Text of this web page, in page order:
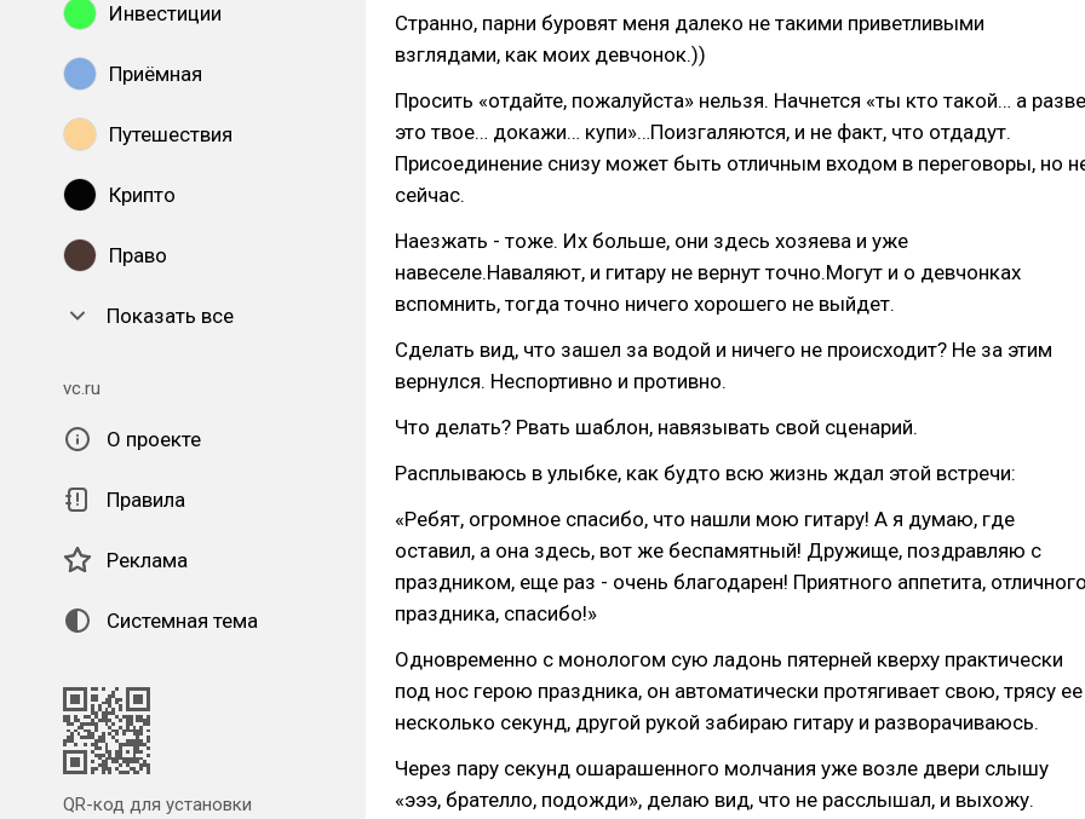
Инвестиции
Приёмная
Путешествия
Крипто
Право
Показать все
vc.ru
О проекте
Правила
Реклама
Системная тема
QR-код для установки
Странно, парни буровят меня далеко не такими приветливыми
взглядами, как моих девчонок.))
Просить «отдайте, пожалуйста» нельзя. Начнется «ты кто такой… а разве
это твое… докажи… купи»…Поизгаляются, и не факт, что отдадут.
Присоединение снизу может быть отличным входом в переговоры, но
сейчас.
Наезжать - тоже. Их больше, они здесь хозяева и уже
навеселе.Наваляют, и гитару не вернут точно.Могут и о девчонках
вспомнить, тогда точно ничего хорошего не выйдет.
Сделать вид, что зашел за водой и ничего не происходит? Не за этим
вернулся. Неспортивно и противно.
Что делать? Рвать шаблон, навязывать свой сценарий.
Расплываюсь в улыбке, как будто всю жизнь ждал этой встречи:
«Ребят, огромное спасибо, что нашли мою гитару! А я думаю, где
оставил, а она здесь, вот же беспамятный! Дружище, поздравляю с
праздником, еще раз - очень благодарен! Приятного аппетита,
праздника, спасибо!»
Одновременно с монологом сую ладонь пятерней кверху практически
под нос герою праздника, он автоматически протягивает свою, трясу ее
несколько секунд, другой рукой забираю гитару и разворачиваюсь.
Через пару секунд ошарашенного молчания уже возле двери слышу
«эээ, брателло, подожди», делаю вид, что не расслышал, и выхожу.